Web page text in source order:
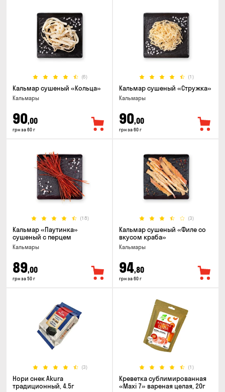
(6)
Кальмар сушеный «Кольца»
Кальмары
90,00
грн за 60 г
(1)
Кальмар сушеный «Стружка»
Кальмары
90,00
грн за 60 г
(18)
Кальмар «Паутинка»
сушеный с перцем
Кальмары
89,00
грн за 50 г
(3)
Кальмар сушеный «Филе со
вкусом краба»
Кальмары
94,80
грн за 60 г
(3)
Нори снек Akura
традиционный, 4.5г
(1)
Креветка сублимированная
«Maxi 7» вареная целая, 20г